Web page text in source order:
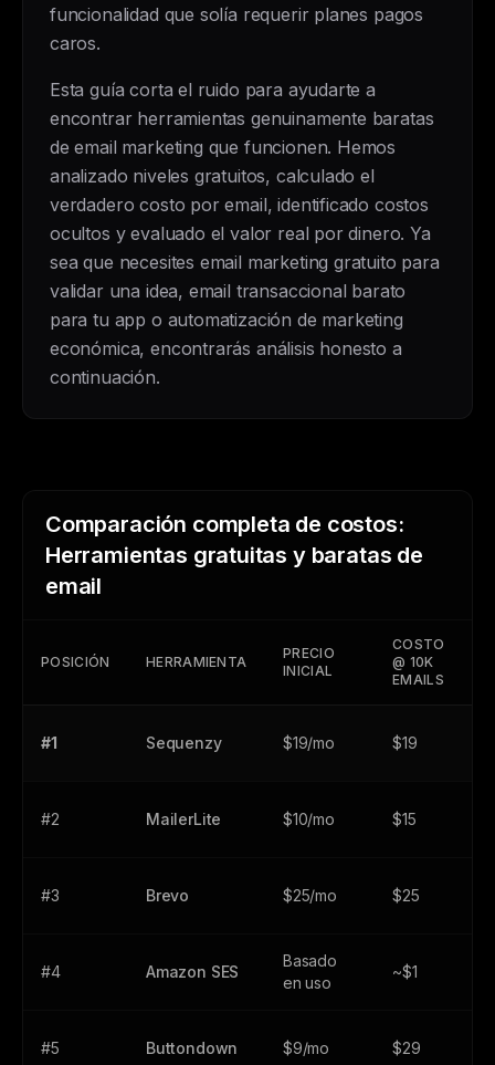
funcionalidad que solía requerir planes pagos
caros.
Esta guía corta el ruido para ayudarte a
encontrar herramientas genuinamente baratas
de email marketing que funcionen. Hemos
analizado niveles gratuitos, calculado el
verdadero costo por email, identificado costos
ocultos y evaluado el valor real por dinero. Ya
sea que necesites email marketing gratuito para
validar una idea, email transaccional barato
para tu app o automatización de marketing
económica, encontrarás análisis honesto a
continuación.
Comparación completa de costos:
Herramientas gratuitas y baratas de
email
POSICIÓN HERRAMIENTA
PRECIO
INICIAL
COSTO
@ 10K
EMAILS
#1 Sequenzy $19/mo $19
#2 MailerLite $10/mo $15
#3 Brevo $25/mo $25
#4 Amazon SES
Basado
en uso
~$1
#5 Buttondown $9/mo $29